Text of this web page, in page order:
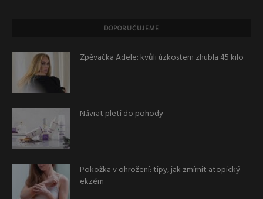
DOPORUČUJEME
Zpěvačka Adele: kvůli úzkostem zhubla 45 kilo
Návrat pleti do pohody
Pokožka v ohrožení: tipy, jak zmírnit atopický
ekzém